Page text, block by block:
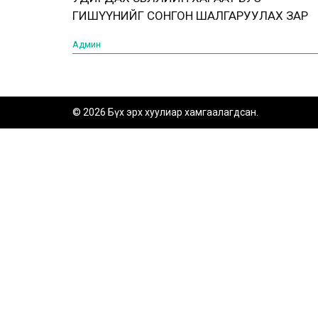
ГИШҮҮНИЙГ СОНГОН ШАЛГАРУУЛАХ ЗАР
Админ
© 2026 Бүх эрх хуулиар хамгаалагдсан.